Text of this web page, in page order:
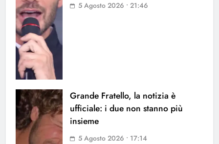
5 Agosto 2026 • 21:46
Grande Fratello, la notizia è
ufficiale: i due non stanno più
insieme
5 Agosto 2026 • 17:14